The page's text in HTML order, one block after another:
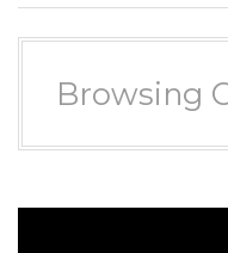
Browsing